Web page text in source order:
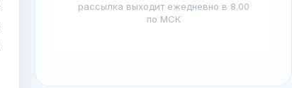
рассылка выходит ежедневно в 8.00
по МСК